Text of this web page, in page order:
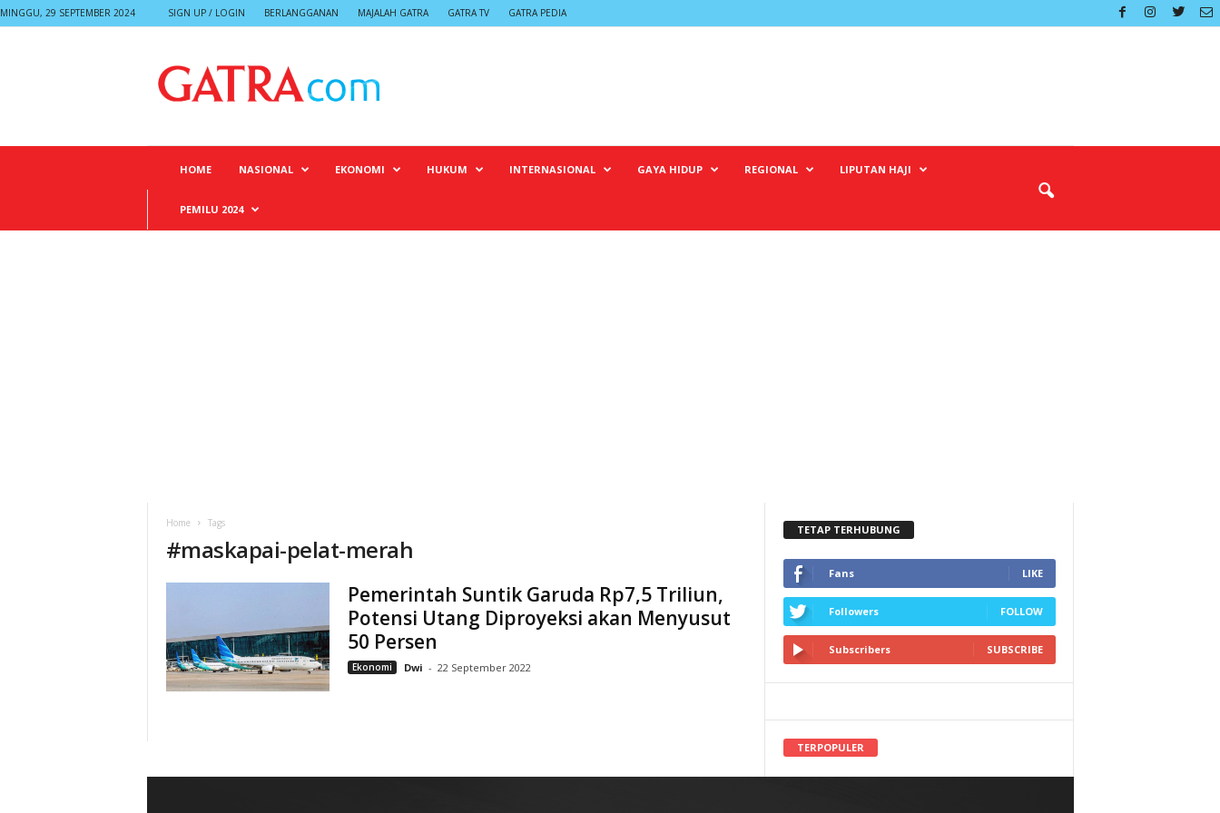
MINGGU, 29 SEPTEMBER 2024 SIGN UP / LOGIN BERLANGGANAN MAJALAH GATRA GATRA TV GATRA PEDIA
HOME NASIONAL EKONOMI HUKUM INTERNASIONAL GAYA HIDUP REGIONAL LIPUTAN HAJI
PEMILU 2024
Home Tags
#maskapai-pelat-merah
Pemerintah Suntik Garuda Rp7,5 Triliun,
Potensi Utang Diproyeksi akan Menyusut
50 Persen
Ekonomi Dwi - 22 September 2022
TETAP TERHUBUNG
Fans LIKE
Followers FOLLOW
Subscribers SUBSCRIBE
TERPOPULER